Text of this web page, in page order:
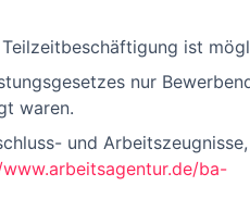
ist
nur
waren.
und Arbeitszeugnisse,
ba-